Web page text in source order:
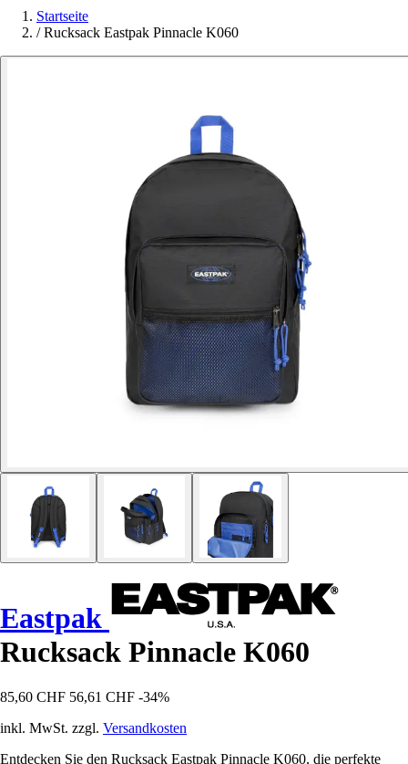
Startseite
/ Rucksack Eastpak Pinnacle K060
Eastpak
Rucksack Pinnacle K060
85,60 CHF 56,61 CHF -34%
inkl. MwSt. zzgl. Versandkosten
Entdecken Sie den Rucksack Eastpak Pinnacle K060, die perfekte